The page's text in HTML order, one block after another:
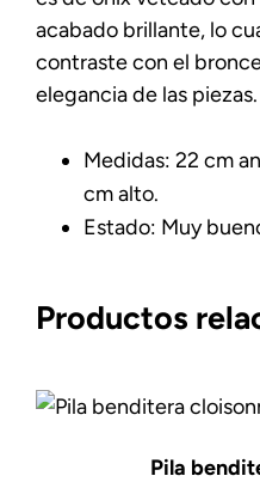
acabado brillante, lo
contraste con el
elegancia de las piezas.
Medidas: 22 cm
cm alto.
Estado: Muy
Productos
Pila